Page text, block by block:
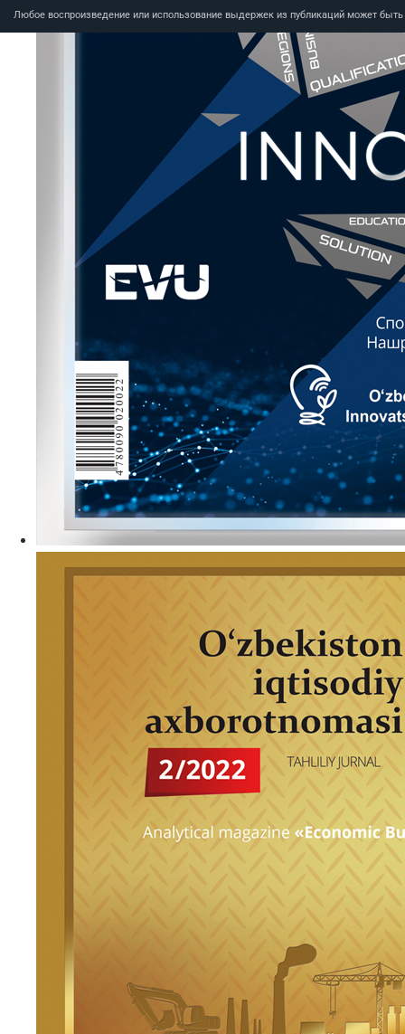
Любое воспроизведение или использование выдержек из публикаций может